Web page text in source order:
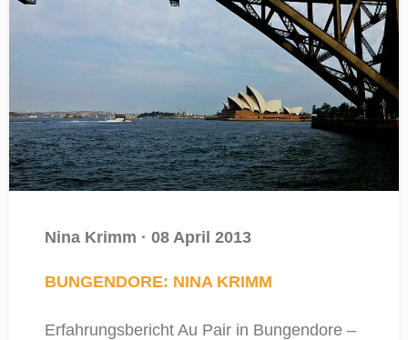
Nina Krimm · 08 April 2013
BUNGENDORE: NINA KRIMM
Erfahrungsbericht Au Pair in Bungendore –